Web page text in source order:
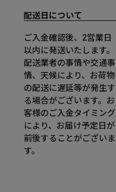
配送日について
ご入金確認後、2営業日
以内に発送いたします。
配送業者の事情や交通事
情、天候により、お荷物
の配送に遅延等が発生す
る場合がございます。お
客様のご入金タイミング
により、お届け予定日が
前後することがございま
す。